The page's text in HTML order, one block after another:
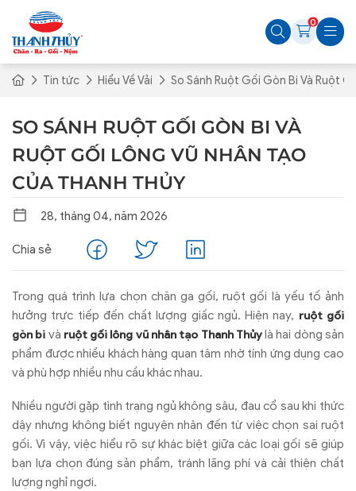
0
Tin tức Hiểu Về Vải So Sánh Ruột Gối Gòn Bi Và Ruột
SO SÁNH RUỘT GỐI GÒN BI VÀ
RUỘT GỐI LÔNG VŨ NHÂN TẠO
CỦA THANH THỦY
28, tháng 04, năm 2026
Chia sẻ
Trong quá trình lựa chọn chăn ga gối, ruột gối là yếu tố ảnh
hưởng trực tiếp đến chất lượng giấc ngủ. Hiện nay, ruột gối
gòn bi và ruột gối lông vũ nhân tạo Thanh Thủylà hai dòng sản
phẩm được nhiều khách hàng quan tâm nhờ tính ứng dụng cao
và phù hợp nhiều nhu cầu khác nhau.
Nhiều người gặp tình trạng ngủ không sâu, đau cổ sau khi thức
dậy nhưng không biết nguyên nhân đến từ việc chọn sai ruột
gối. Vì vậy, việc hiểu rõ sự khác biệt giữa các loại gối sẽ giúp
bạn lựa chọn đúng sản phẩm, tránh lãng phí và cải thiện chất
lượng nghỉ ngơi.